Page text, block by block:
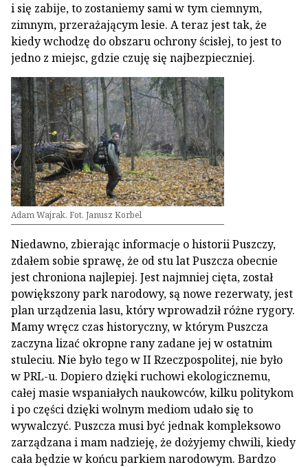
i się zabije, to zostaniemy sami w tym ciemnym,
zimnym, przerażającym lesie. A teraz jest tak, że
kiedy wchodzę do obszaru ochrony ścisłej, to jest to
jedno z miejsc, gdzie czuję się najbezpieczniej.
Adam Wajrak. Fot. Janusz Korbel
Niedawno, zbierając informacje o historii Puszczy,
zdałem sobie sprawę, że od stu lat Puszcza obecnie
jest chroniona najlepiej. Jest najmniej cięta, został
powiększony park narodowy, są nowe rezerwaty, jest
plan urządzenia lasu, który wprowadził różne rygory.
Mamy wręcz czas historyczny, w którym Puszcza
zaczyna lizać okropne rany zadane jej w ostatnim
stuleciu. Nie było tego w II Rzeczpospolitej, nie było
w PRL-u. Dopiero dzięki ruchowi ekologicznemu,
całej masie wspaniałych naukowców, kilku politykom
i po części dzięki wolnym mediom udało się to
wywalczyć. Puszcza musi być jednak kompleksowo
zarządzana i mam nadzieję, że dożyjemy chwili, kiedy
cała będzie w końcu parkiem narodowym. Bardzo